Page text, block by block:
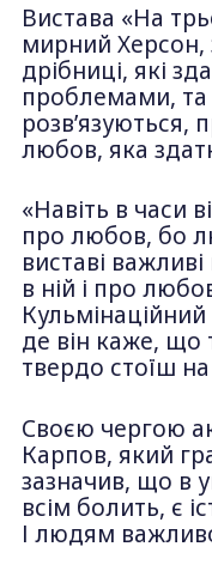
Вистава «На
мирний Херсон,
дрібниці, які
проблемами, та
розв’язуються,
любов, яка
«Навіть в часи
про любов, бо
виставі
в ній і про
де він каже, що
твердо стоїш
Своєю чергою
Карпов, який
зазначив, що в
всім болить, є
І людям